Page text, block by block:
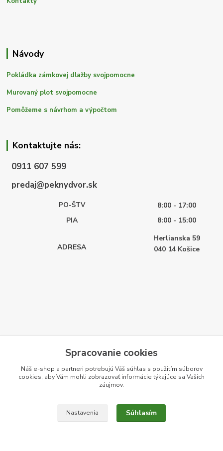
Návody
Pokládka zámkovej dlažby svojpomocne
Murovaný plot svojpomocne
Pomôžeme s návrhom a výpočtom
Kontaktujte nás:
0911 607 599
predaj@peknydvor.sk
PO-ŠTV
8:00 - 17:00
PIA
8:00 - 15:00
ADRESA
Herlianska 59
040 14 Košice
Spracovanie cookies
Náš e-shop a partneri potrebujú Váš súhlas s použitím súborov
cookies, aby Vám mohli zobrazovať informácie týkajúce sa Vašich
záujmov.
Nastavenia Súhlasím